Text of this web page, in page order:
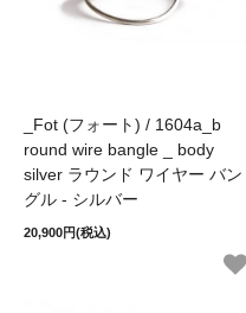
_Fot (フォート) / 1604a_b
round wire bangle _ body
silver ラウンド ワイヤー バン
グル - シルバー
20,900円(税込)